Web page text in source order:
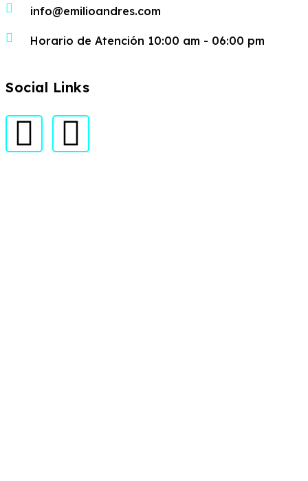
info@emilioandres.com
Horario de Atención 10:00 am - 06:00 pm
Social Links